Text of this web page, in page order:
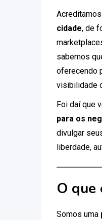
cidade, de
sabemos
oferecendo
visibilidade
Foi daí que
para os
divulgar
liberdade,
O que
Somos uma